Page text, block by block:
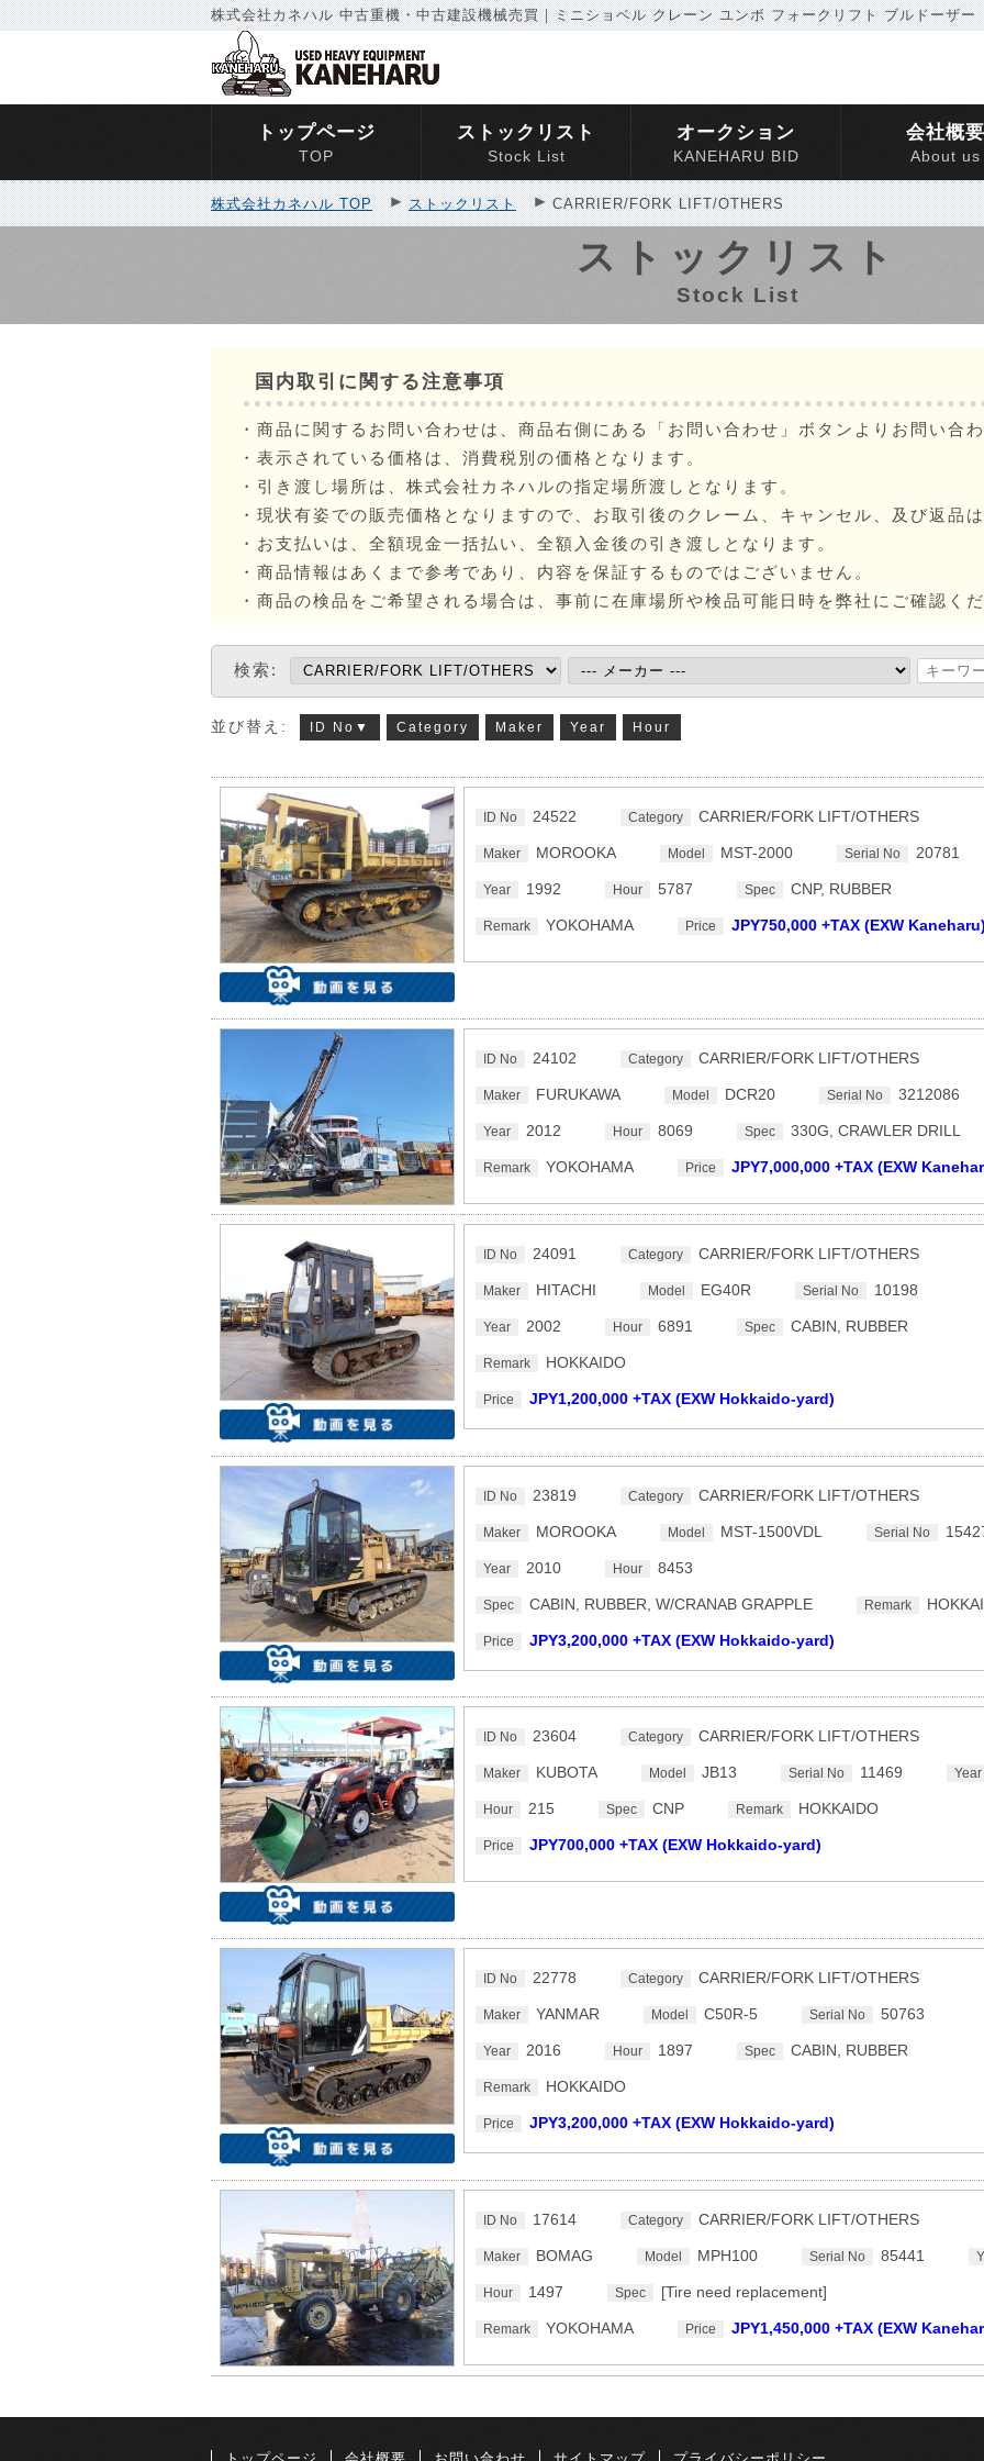
株式会社カネハル 中古重機・中古建設機械売買｜ミニショベル クレーン ユンボ フォークリフト ブルドーザ
トップページ
TOP
ストックリスト
Stock List
オークション
KANEHARU BID
会社概要
About us
株式会社カネハル TOP ストックリスト CARRIER/FORK LIFT/OTHERS
ストックリスト
Stock List
国内取引に関する注意事項
・商品に関するお問い合わせは、商品右側にある「お問い合わせ」ボタンよりお問い合
・表示されている価格は、消費税別の価格となります。
・引き渡し場所は、株式会社カネハルの指定場所渡しとなります。
・現状有姿での販売価格となりますので、お取引後のクレーム、キャンセル、及び返品
・お支払いは、全額現金一括払い、全額入金後の引き渡しとなります。
・商品情報はあくまで参考であり、内容を保証するものではございません。
・商品の検品をご希望される場合は、事前に在庫場所や検品可能日時を弊社にご確認く
検索:
並び替え: ID No▼ Category Maker Year Hour
ID No 24522 Category CARRIER/FORK LIFT/OTHERS
Maker MOROOKA Model MST-2000 Serial No 20781
Year 1992 Hour 5787 Spec CNP, RUBBER
Remark YOKOHAMA Price JPY750,000 +TAX (EXW
ID No 24102 Category CARRIER/FORK LIFT/OTHERS
Maker FURUKAWA Model DCR20 Serial No 3212086
Year 2012 Hour 8069 Spec 330G, CRAWLER DRILL
Remark YOKOHAMA Price JPY7,000,000 +TAX (EXW
ID No 24091 Category CARRIER/FORK LIFT/OTHERS
Maker HITACHI Model EG40R Serial No 10198
Year 2002 Hour 6891 Spec CABIN, RUBBER
Remark HOKKAIDO
Price JPY1,200,000 +TAX (EXW Hokkaido-yard)
ID No 23819 Category CARRIER/FORK LIFT/OTHERS
Maker MOROOKA Model MST-1500VDL Serial No
Year 2010 Hour 8453
Spec CABIN, RUBBER, W/CRANAB GRAPPLE Remark
Price JPY3,200,000 +TAX (EXW Hokkaido-yard)
ID No 23604 Category CARRIER/FORK LIFT/OTHERS
Maker KUBOTA Model JB13 Serial No 11469 Year
Hour 215 Spec CNP Remark HOKKAIDO
Price JPY700,000 +TAX (EXW Hokkaido-yard)
ID No 22778 Category CARRIER/FORK LIFT/OTHERS
Maker YANMAR Model C50R-5 Serial No 50763
Year 2016 Hour 1897 Spec CABIN, RUBBER
Remark HOKKAIDO
Price JPY3,200,000 +TAX (EXW Hokkaido-yard)
ID No 17614 Category CARRIER/FORK LIFT/OTHERS
Maker BOMAG Model MPH100 Serial No 85441
Hour 1497 Spec [Tire need replacement]
Remark YOKOHAMA Price JPY1,450,000 +TAX (EXW